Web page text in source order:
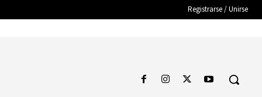
Registrarse / Unirse